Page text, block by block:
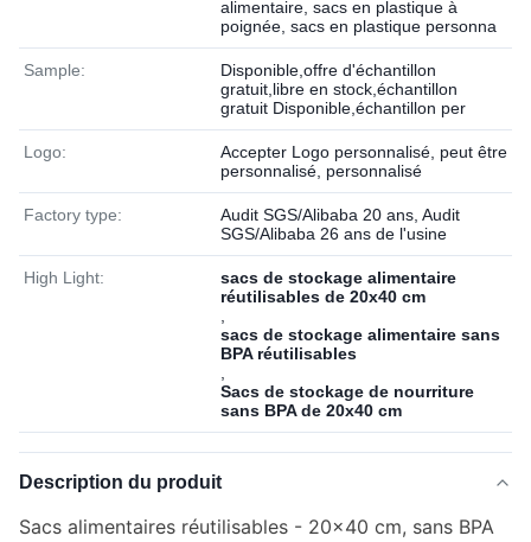
alimentaire, sacs en plastique à
poignée, sacs en plastique personna
Sample:
Disponible,offre d'échantillon
gratuit,libre en stock,échantillon
gratuit Disponible,échantillon per
Logo:
Accepter Logo personnalisé, peut être
personnalisé, personnalisé
Factory type:
Audit SGS/Alibaba 20 ans, Audit
SGS/Alibaba 26 ans de l'usine
High Light:
sacs de stockage alimentaire
réutilisables de 20x40 cm
sacs de stockage alimentaire sans
BPA réutilisables
Sacs de stockage de nourriture
sans BPA de 20x40 cm
Description du produit
Sacs alimentaires réutilisables - 20x40 cm, sans BPA